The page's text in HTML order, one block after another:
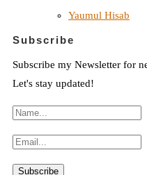
Yaumul Hisab
Subscribe
Subscribe my Newsletter for
Let's stay updated!